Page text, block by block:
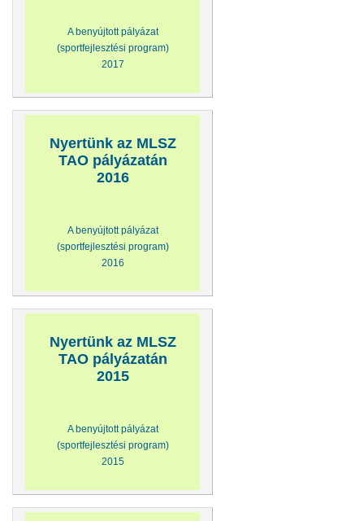
A benyújtott pályázat
(sportfejlesztési program)
2017
Nyertünk az MLSZ
TAO pályázatán
2016
A benyújtott pályázat
(sportfejlesztési program)
2016
Nyertünk az MLSZ
TAO pályázatán
2015
A benyújtott pályázat
(sportfejlesztési program)
2015